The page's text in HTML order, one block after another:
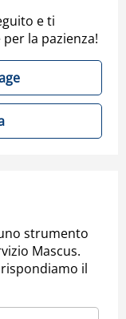
e ti
la pazienza!
strumento
Mascus.
il